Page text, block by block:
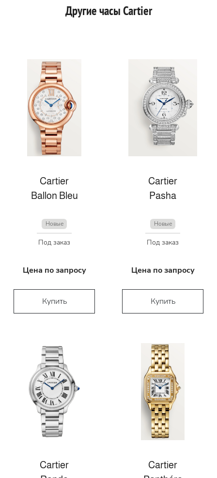
Другие часы Cartier
Cartier
Ballon Bleu
Новые
Под заказ
Цена по запросу
Купить
Cartier
Pasha
Новые
Под заказ
Цена по запросу
Купить
Cartier
Cartier